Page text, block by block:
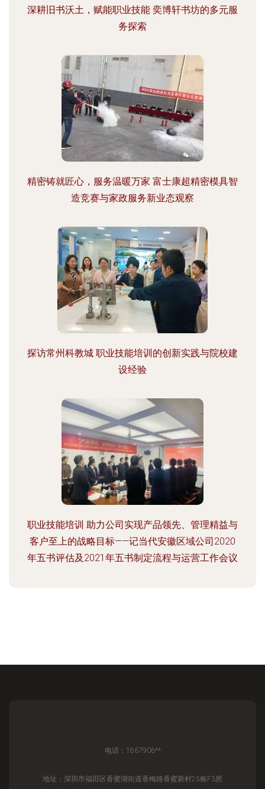
深耕旧书沃土，赋能职业技能 奕博轩书坊的多元服
务探索
精密铸就匠心，服务温暖万家 富士康超精密模具智
造竞赛与家政服务新业态观察
探访常州科教城 职业技能培训的创新实践与院校建
设经验
职业技能培训 助力公司实现产品领先、管理精益与
客户至上的战略目标——记当代安徽区域公司2020
年五书评估及2021年五书制定流程与运营工作会议
电话：1867906**
地址：深圳市福田区香蜜湖街道香梅路香蜜新村25栋F3房